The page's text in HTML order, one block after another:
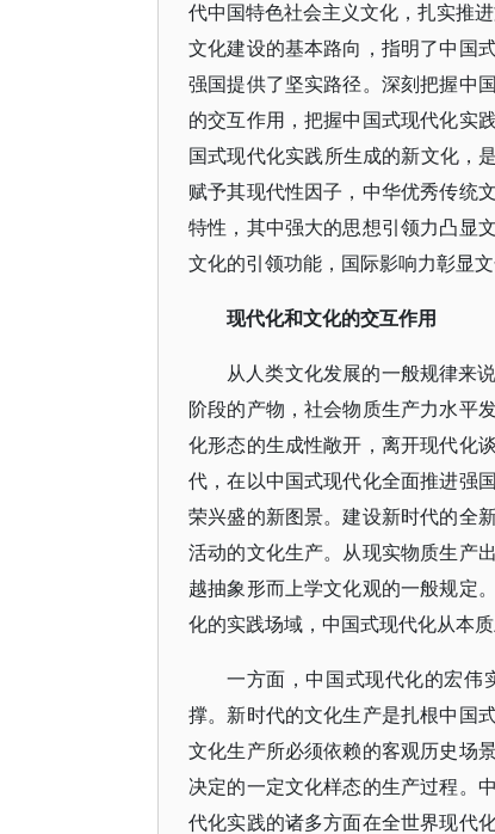
代中国特色社会主义文化，扎实推
文化建设的基本路向，指明了中国
强国提供了坚实路径。深刻把握中
的交互作用，把握中国式现代化实
国式现代化实践所生成的新文化，
赋予其现代性因子，中华优秀传统
特性，其中强大的思想引领力凸显
文化的引领功能，国际影响力彰显文
现代化和文化的交互作用
从人类文化发展的一般规律来
阶段的产物，社会物质生产力水平
化形态的生成性敞开，离开现代化
代，在以中国式现代化全面推进强
荣兴盛的新图景。建设新时代的全
活动的文化生产。从现实物质生产
越抽象形而上学文化观的一般规定
化的实践场域，中国式现代化从本
一方面，中国式现代化的宏伟
撑。新时代的文化生产是扎根中国
文化生产所必须依赖的客观历史场
决定的一定文化样态的生产过程。
代化实践的诸多方面在全世界现代